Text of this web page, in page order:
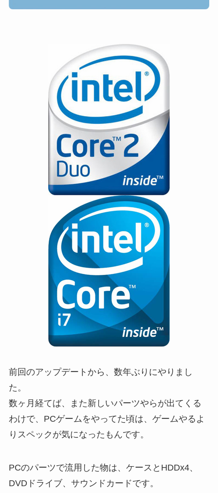
前回のアップデートから、数年ぶりにやりまし
た。
数ヶ月経てば、また新しいパーツやらが出てくる
わけで、PCゲームをやってた頃は、ゲームやるよ
りスペックが気になったもんです。
PCのパーツで流用した物は、ケースとHDDx4、
DVDドライブ、サウンドカードです。